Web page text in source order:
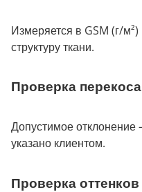
Измеряется в GSM (г/
структуру ткани.
Проверка
Допустимое
указано клиентом.
Проверка